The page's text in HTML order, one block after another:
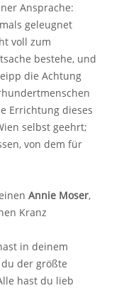
Ansprache:
geleugnet
voll zum
bestehe, und
die Achtung
Errichtung dieses
selbst geehrt;
von dem für
Annie Moser,
Kranz
in deinem
der größte
hast du lieb